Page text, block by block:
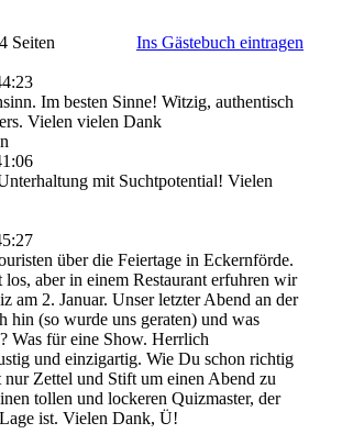
Seiten
Ins Gästebuch eintragen
Im besten Sinne! Witzig, authentisch
Vielen vielen Dank
mit Suchtpotential! Vielen
über die Feiertage in Eckernförde.
aber in einem Restaurant erfuhren wir
am 2. Januar. Unser letzter Abend an der
hin (so wurde uns geraten) und was
Was für eine Show. Herrlich
und einzigartig. Wie Du schon richtig
nur Zettel und Stift um einen Abend zu
tollen und lockeren Quizmaster, der
ist. Vielen Dank, Ü!